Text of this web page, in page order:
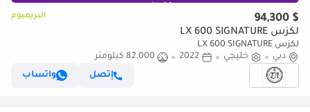
$ 94,300 البريميوم
لكزس LX 600 SIGNATURE
لكزس LX 600 SIGNATURE
دبي
خليجي 2022
82,000 كيلومتر
إتصل
واتساب